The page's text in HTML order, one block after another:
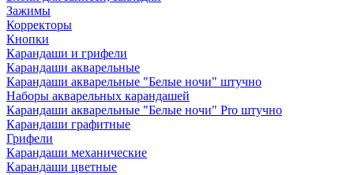
Зажимы
Корректоры
Кнопки
Карандаши и грифели
Карандаши акварельные
Карандаши акварельные "Белые ночи" штучно
Наборы акварельных карандашей
Карандаши акварельные "Белые ночи" Pro штучно
Карандаши графитные
Грифели
Карандаши механические
Карандаши цветные